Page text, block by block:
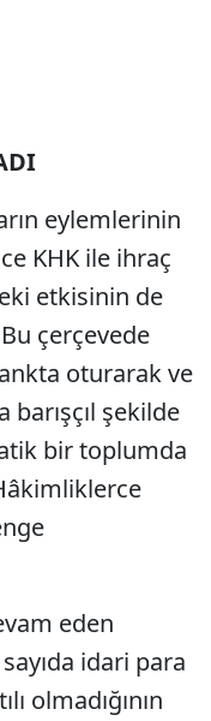
eylemlerinin
KHK ile ihraç
etkisinin de
çerçevede
oturarak ve
şekilde
bir toplumda
eden
idari para
olmadığının